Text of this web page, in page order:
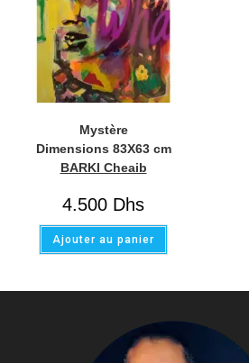
Mystère
Dimensions 83X63 cm
BARKI Cheaib
4.500 Dhs
Ajouter au panier